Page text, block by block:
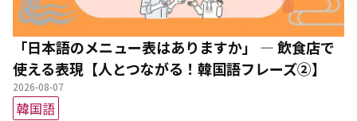
「日本語のメニュー表はありますか」 ― 飲食店で
使える表現【人とつながる！韓国語フレーズ②】
2026-08-07
韓国語